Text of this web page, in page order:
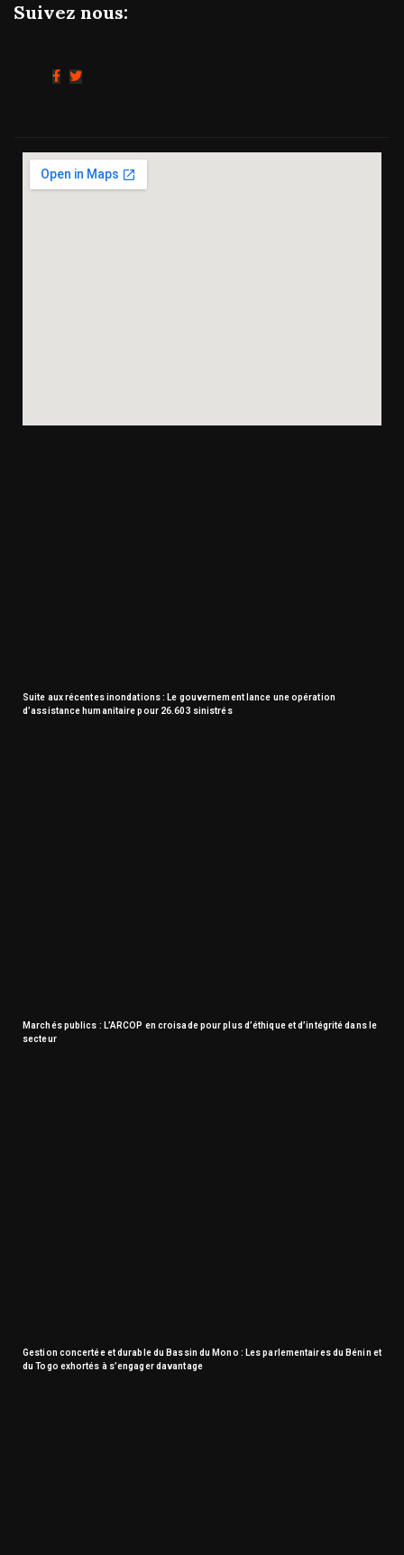
Suivez nous:
Suite aux récentes inondations : Le gouvernement lance une opération
d’assistance humanitaire pour 26.603 sinistrés
Marchés publics : L’ARCOP en croisade pour plus d’éthique et d’intégrité dans le
secteur
Gestion concertée et durable du Bassin du Mono : Les parlementaires du Bénin et
du Togo exhortés à s’engager davantage